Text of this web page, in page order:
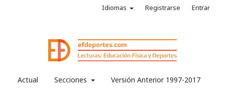
Actual Secciones Versión Anterior 1997-2017
Idiomas Registrarse Entrar